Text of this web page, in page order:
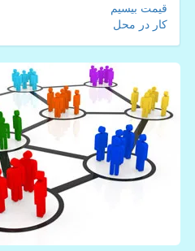
قیمت بیسیم
کار در محل